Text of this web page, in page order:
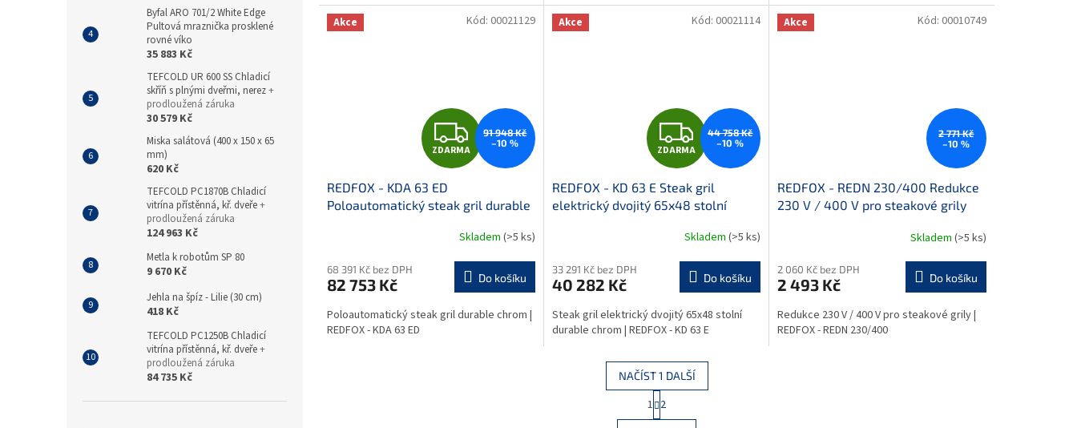
Byfal ARO 701/2 White Edge
Pultová mraznička prosklené
rovné víko
35 883 Kč
TEFCOLD UR 600 SS Chladicí
skříň s plnými dveřmi, nerez+
prodloužená záruka
30 579 Kč
Miska salátová (400 x 150 x 65
mm)
620 Kč
TEFCOLD PC1870B Chladicí
vitrína přístěnná, kř. dveře+
prodloužená záruka
124 963 Kč
Metla k robotům SP 80
9 670 Kč
Jehla na špíz - Lilie (30 cm)
418 Kč
TEFCOLD PC1250B Chladicí
vitrína přístěnná, kř. dveře+
prodloužená záruka
84 735 Kč
Akce
Z
D
A
R
M
A
ZDARMA
91 948 Kč
–10 %
REDFOX - KDA 63 ED
Poloautomatický steak gril durable
Skladem (>5 ks)
68 391 Kč bez DPH
82 753 Kč Do košíku
Poloautomatický steak gril durable chrom |
REDFOX - KDA 63 ED
Kód: 00021129 Akce
Z
D
A
R
M
A
ZDARMA
44 758 Kč
–10 %
REDFOX - KD 63 E Steak gril
elektrický dvojitý 65x48 stolní
Skladem (>5 ks)
33 291 Kč bez DPH
40 282 Kč Do košíku
Steak gril elektrický dvojitý 65x48 stolní
durable chrom | REDFOX - KD 63 E
Kód: 00021114 Akce
2 771 Kč
–10 %
REDFOX - REDN 230/400 Redukce
230 V / 400 V pro steakové grily
Skladem (>5 ks)
2 060 Kč bez DPH
2 493 Kč Do košíku
Redukce 230 V / 400 V pro steakové grily |
REDFOX - REDN 230/400
Kód: 00010749
O
NAČÍST 1 DALŠÍ
t
r
1 2